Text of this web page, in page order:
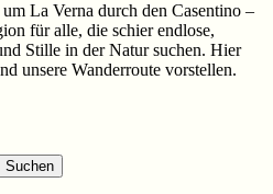
La Verna durch den Casentino –
für alle, die schier endlose,
Stille in der Natur suchen. Hier
unsere Wanderroute vorstellen.